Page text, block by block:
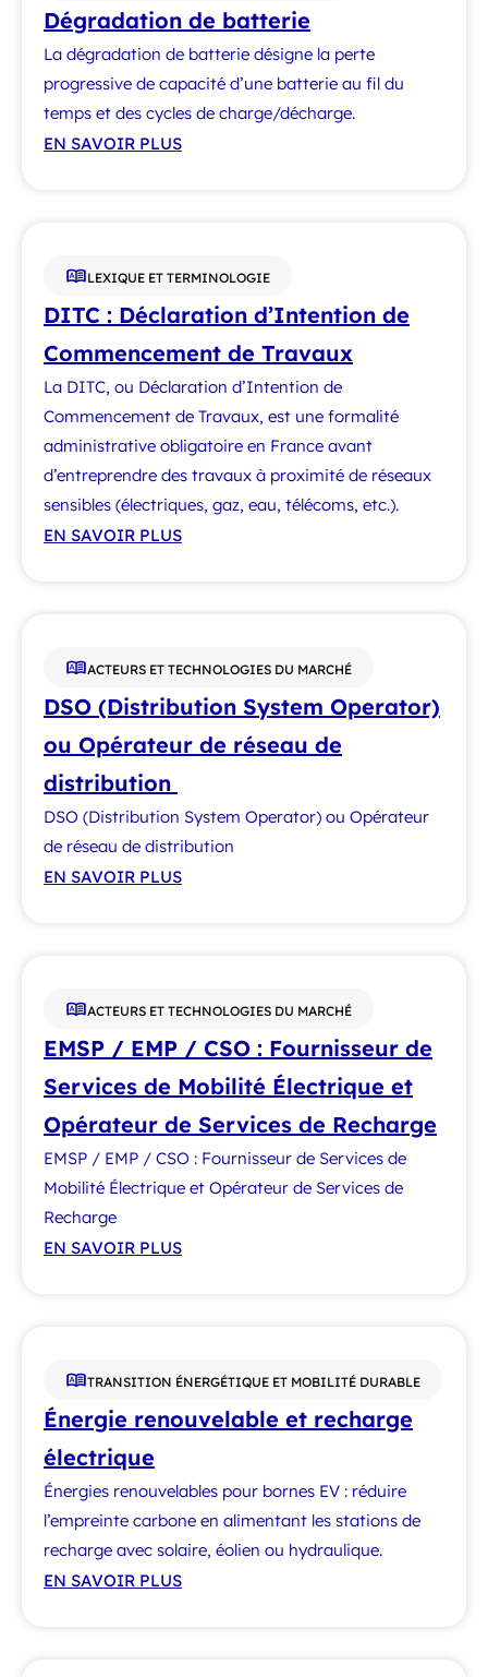
Dégradation de batterie
La dégradation de batterie désigne la perte
progressive de capacité d’une batterie au fil du
temps et des cycles de charge/décharge.
EN SAVOIR PLUS
LEXIQUE ET TERMINOLOGIE
DITC : Déclaration d’Intention de
Commencement de Travaux
La DITC, ou Déclaration d’Intention de
Commencement de Travaux, est une formalité
administrative obligatoire en France avant
d’entreprendre des travaux à proximité de réseaux
sensibles (électriques, gaz, eau, télécoms, etc.).
EN SAVOIR PLUS
ACTEURS ET TECHNOLOGIES DU MARCHÉ
DSO (Distribution System Operator)
ou Opérateur de réseau de
distribution
DSO (Distribution System Operator) ou Opérateur
de réseau de distribution
EN SAVOIR PLUS
ACTEURS ET TECHNOLOGIES DU MARCHÉ
EMSP / EMP / CSO : Fournisseur de
Services de Mobilité Électrique et
Opérateur de Services de Recharge
EMSP / EMP / CSO : Fournisseur de Services de
Mobilité Électrique et Opérateur de Services de
Recharge
EN SAVOIR PLUS
TRANSITION ÉNERGÉTIQUE ET MOBILITÉ DURABLE
Énergie renouvelable et recharge
électrique
Énergies renouvelables pour bornes EV : réduire
l’empreinte carbone en alimentant les stations de
recharge avec solaire, éolien ou hydraulique.
EN SAVOIR PLUS